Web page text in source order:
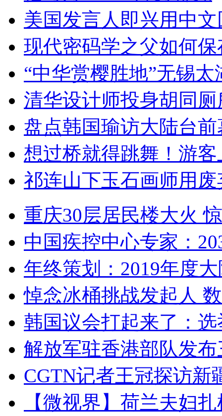
美国发言人即兴用中
现代密码学之父如何
“中华赏樱胜地”无锡
清华设计师投身胡同
盘点韩国瑜访大陆台
想过桥就得跳舞！游客
祁连山下玉石画师用
重庆30层居民楼大火
中国疾控中心专家：
年终策划：2019年度
悼念冰桶挑战发起人
韩国议会打起来了：
解放军驻香港部队发
CGTN记者王冠探访新
【微视界】荷兰夫妇